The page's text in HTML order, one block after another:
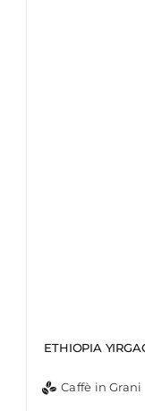
ETHIOPIA
Caffè in Grani